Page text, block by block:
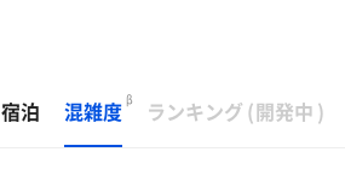
宿泊 混雑度 β ランキング (開発中 )